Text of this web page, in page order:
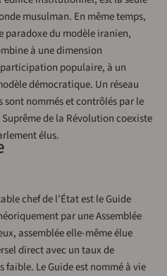
musulman. En même temps,
paradoxe du modèle iranien,
à une dimension
populaire, à un
démocratique. Un réseau
nommés et contrôlés par le
de la Révolution coexiste
élus.
chef de l’État est le Guide
par une Assemblée
assemblée elle-même élue
direct avec un taux de
Le Guide est nommé à vie